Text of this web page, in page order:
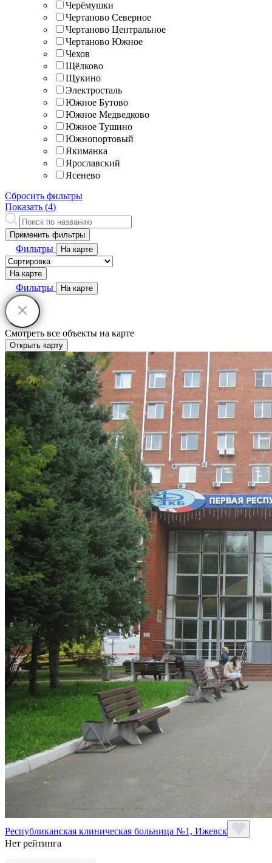
Черёмушки
Чертаново Северное
Чертаново Центральное
Чертаново Южное
Чехов
Щёлково
Щукино
Электросталь
Южное Бутово
Южное Медведково
Южное Тушино
Южнопортовый
Якиманка
Ярославский
Ясенево
Сбросить фильтры
Показать (4)
Применить фильтры
Фильтры На карте
На карте
Фильтры На карте
Смотреть все объекты на карте
Открыть карту
Республиканская клиническая больница №1, Ижевск
Нет рейтинга